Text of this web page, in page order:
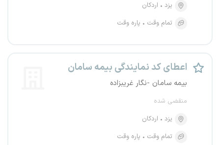
یزد
اردکان
تمام وقت
پاره وقت
اعطای کد نمایندگی بیمه سامان
بیمه سامان -نگار غریبزاده
منقضی شده
یزد
اردکان
تمام وقت
پاره وقت